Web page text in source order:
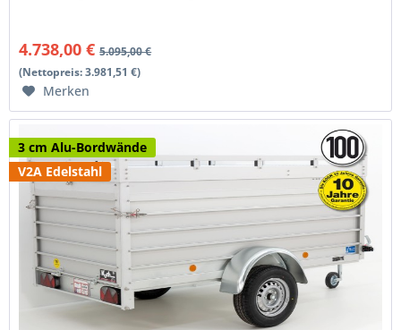
4.738,00 € 5.095,00 €
(Nettopreis: 3.981,51 €)
Merken
3 cm Alu-Bordwände
V2A Edelstahl